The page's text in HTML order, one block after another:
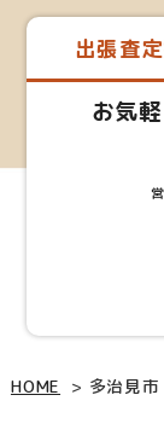
出張査定
お気
HOME 多治見